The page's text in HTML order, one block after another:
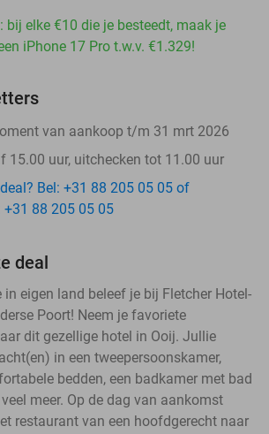
bij elke €10 die je besteedt, maak je
iPhone 17 Pro t.w.v. €1.329!
van aankoop t/m 31 mrt 2026
15.00 uur, uitchecken tot 11.00 uur
Bel: +31 88 205 05 05 of
88 205 05 05
deal
in eigen land beleef je bij Fletcher Hotel-
Poort! Neem je favoriete
dit gezellige hotel in Ooij. Jullie
in een tweepersoonskamer,
bedden, een badkamer met bad
meer. Op de dag van aankomst
restaurant van een hoofdgerecht naar